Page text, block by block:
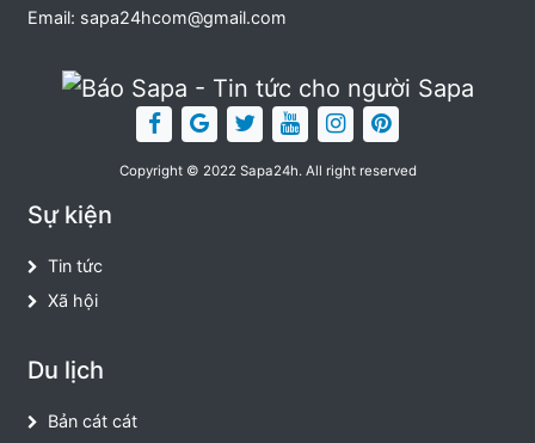
Email: sapa24hcom@gmail.com
Copyright © 2022 Sapa24h. All right reserved
Sự kiện
Tin tức
Xã hội
Du lịch
Bản cát cát